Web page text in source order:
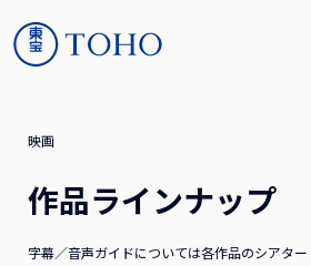
映画
作品ラインナップ
字幕／音声ガイドについては各作品のシアタ